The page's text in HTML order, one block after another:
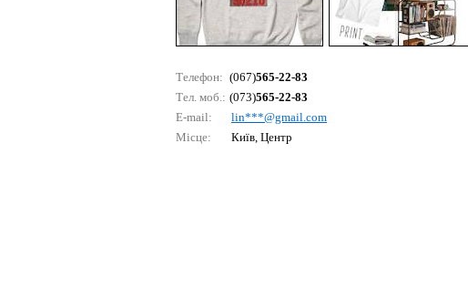
Телефон: (067)565-22-83
Тел. моб.: (073)565-22-83
E-mail:
lin***@gmаil.соm
Місце:
Київ, Центр